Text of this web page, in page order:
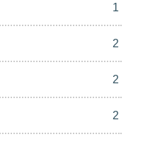
1
2
2
2